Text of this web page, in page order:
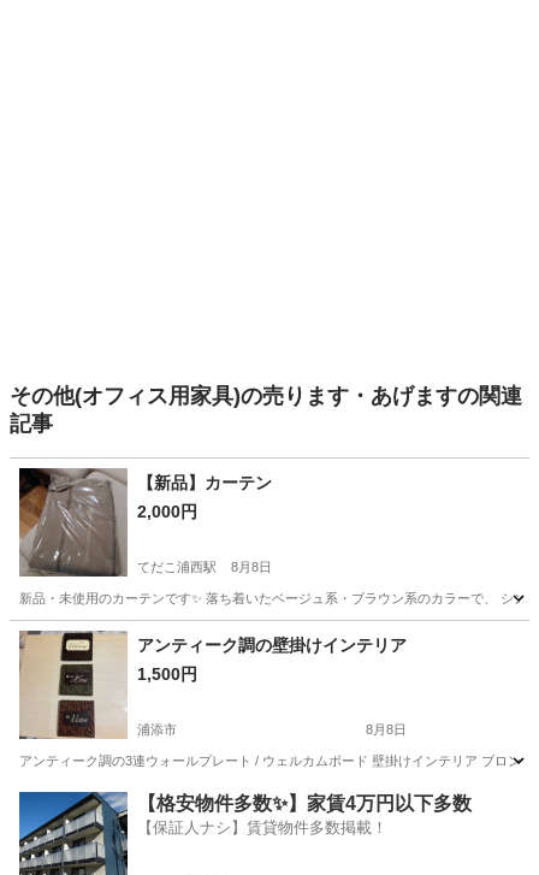
その他(オフィス用家具)の売ります・あげますの関連
記事
【新品】カーテン
2,000円
てだこ浦西駅 8月8日
新品・未使用のカーテンです✨ 落ち着いたベージュ系・ブラウン系のカラーで、 シ
沖縄 沖縄市 てだこ浦西駅 カーテン、ブラインド
アンティーク調の壁掛けインテリア
1,500円
浦添市 8月8日
アンティーク調の3連ウォールプレート / ウェルカムボード 壁掛けインテリア ブロン
浦添市 インテリア雑貨/小物 インテリア
【格安物件多数✨】家賃4万円以下多数
【保証人ナシ】賃貸物件多数掲載！